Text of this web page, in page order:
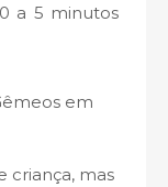
a 5 minutos
em
criança, mas